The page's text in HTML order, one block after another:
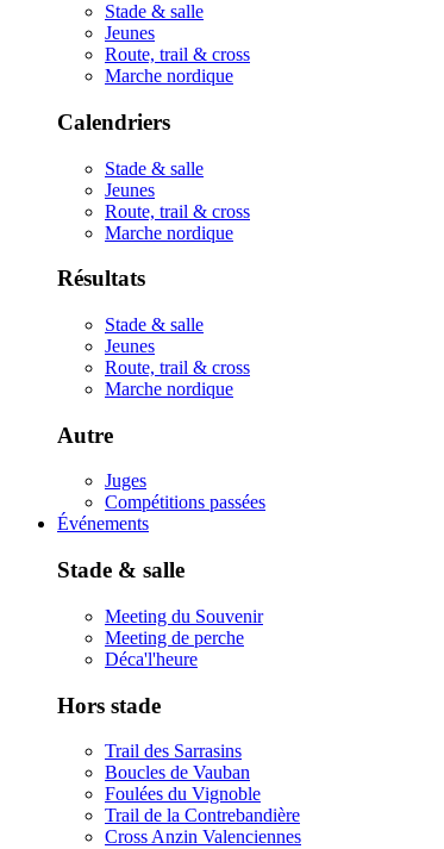
Stade & salle
Jeunes
Route, trail & cross
Marche nordique
Calendriers
Stade & salle
Jeunes
Route, trail & cross
Marche nordique
Résultats
Stade & salle
Jeunes
Route, trail & cross
Marche nordique
Autre
Juges
Compétitions passées
Événements
Stade & salle
Meeting du Souvenir
Meeting de perche
Déca'l'heure
Hors stade
Trail des Sarrasins
Boucles de Vauban
Foulées du Vignoble
Trail de la Contrebandière
Cross Anzin Valenciennes